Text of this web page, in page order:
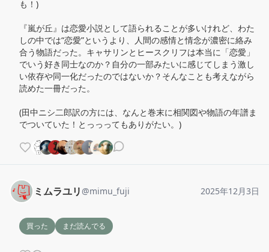
も！)
『嵐が丘』は恋愛小説として語られることが多いけれど、わた
しの中では“恋愛”というより、人間の感情と情念が濃密に絡み
合う物語だった。キャサリンとヒースクリフは本当に「恋愛」
でいう好き同士なのか？自分の一部みたいに感じてしまう激し
い依存や同一化だったのではないか？そんなことも考えながら
読めた一冊だった。
(田中ニシ二郎訳の方には、なんと巻末に相関図や物語の年譜ま
でついていた！とっっってもありがたい。)
ミムラユリ @mimu_fuji 2025年12月3日
買った まだ読んでる